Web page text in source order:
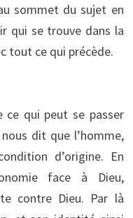
sommet du sujet en
qui se trouve dans la
tout ce qui précède.
ce qui peut se passer
dit que l’homme,
d’origine. En
face à Dieu,
contre Dieu. Par là